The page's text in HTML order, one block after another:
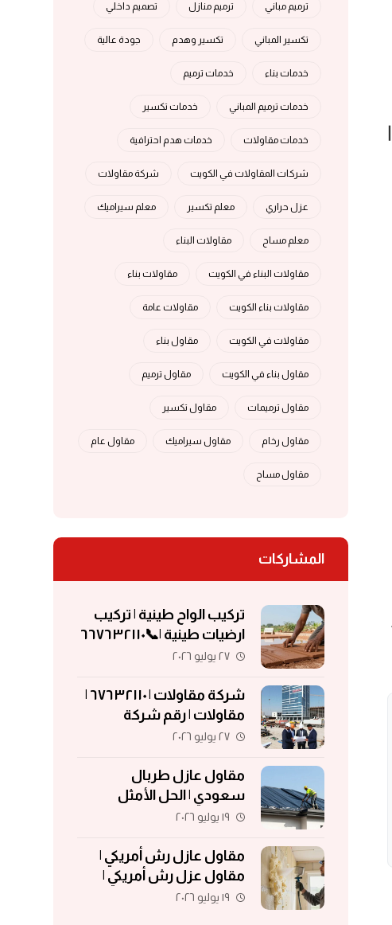
ترميم مباني ترميم منازل تصميم داخلي
تكسير المباني تكسير وهدم جودة عالية
خدمات بناء خدمات ترميم
خدمات ترميم المباني خدمات تكسير
خدمات مقاولات خدمات هدم احترافية
شركات المقاولات في الكويت شركة مقاولات
عزل حراري معلم تكسير معلم سيراميك
معلم مساح مقاولات البناء
مقاولات البناء في الكويت مقاولات بناء
مقاولات بناء الكويت مقاولات عامة
مقاولات في الكويت مقاول بناء
مقاول بناء في الكويت مقاول ترميم
مقاول ترميمات مقاول تكسير
مقاول رخام مقاول سيراميك مقاول عام
مقاول مساح
المشاركات
تركيب الواح طينية | تركيب
ارضيات طينية |📞٦٦٧٦٣٢١١٠
| الواح طينية | معلم تركيب
٢٧ يوليو ٢٠٢٦
شركة مقاولات | ٦٧٦٣٢١١٠ |
مقاولات | رقم شركة
مقاولات | مقاولات الكويت
٢٧ يوليو ٢٠٢٦
مقاول عازل طربال
سعودي | الحل الأمثل
لحماية الأسطح والمباني
١٩ يوليو ٢٠٢٦
مقاول عازل رش أمريكي |
مقاول عزل رش أمريكي |
مقاول عزل فوم | مقاول
١٩ يوليو ٢٠٢٦